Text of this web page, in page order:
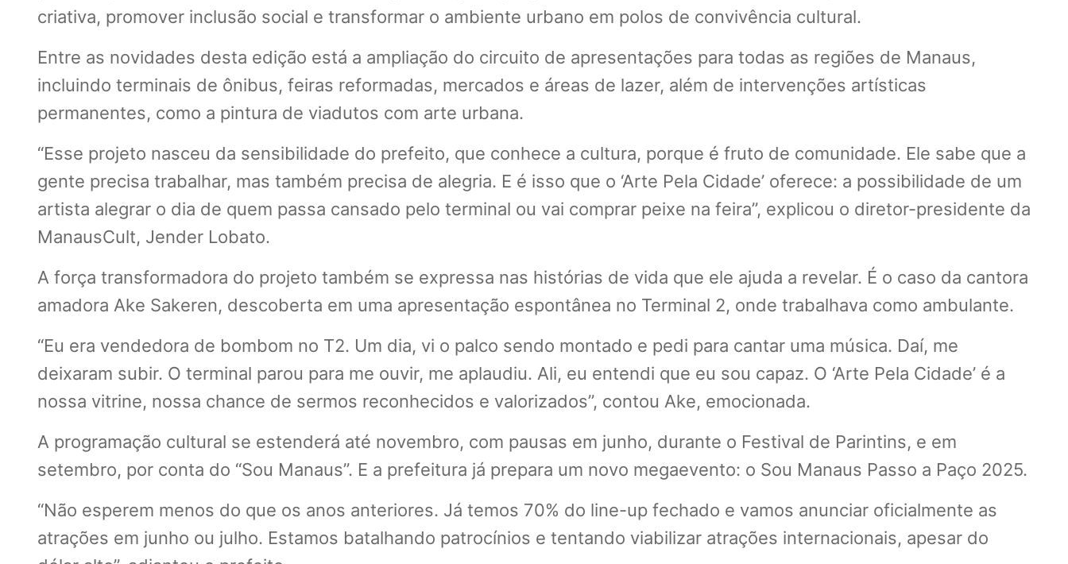
criativa, promover inclusão social e transformar o ambiente urbano em polos de convivência cultural.
Entre as novidades desta edição está a ampliação do circuito de apresentações para todas as regiões de Manaus,
incluindo terminais de ônibus, feiras reformadas, mercados e áreas de lazer, além de intervenções artísticas
permanentes, como a pintura de viadutos com arte urbana.
“Esse projeto nasceu da sensibilidade do prefeito, que conhece a cultura, porque é fruto de comunidade. Ele sabe que a
gente precisa trabalhar, mas também precisa de alegria. E é isso que o ‘Arte Pela Cidade’ oferece: a possibilidade de um
artista alegrar o dia de quem passa cansado pelo terminal ou vai comprar peixe na feira”, explicou o diretor-presidente da
ManausCult, Jender Lobato.
A força transformadora do projeto também se expressa nas histórias de vida que ele ajuda a revelar. É o caso da cantora
amadora Ake Sakeren, descoberta em uma apresentação espontânea no Terminal 2, onde trabalhava como ambulante.
“Eu era vendedora de bombom no T2. Um dia, vi o palco sendo montado e pedi para cantar uma música. Daí, me
deixaram subir. O terminal parou para me ouvir, me aplaudiu. Ali, eu entendi que eu sou capaz. O ‘Arte Pela Cidade’ é a
nossa vitrine, nossa chance de sermos reconhecidos e valorizados”, contou Ake, emocionada.
A programação cultural se estenderá até novembro, com pausas em junho, durante o Festival de Parintins, e em
setembro, por conta do “Sou Manaus”. E a prefeitura já prepara um novo megaevento: o Sou Manaus Passo a Paço 2025.
“Não esperem menos do que os anos anteriores. Já temos 70% do line-up fechado e vamos anunciar oficialmente as
atrações em junho ou julho. Estamos batalhando patrocínios e tentando viabilizar atrações internacionais, apesar do